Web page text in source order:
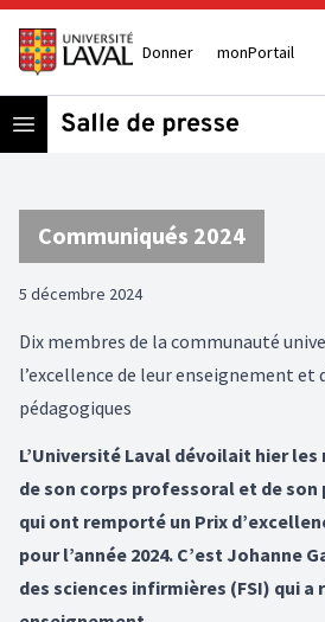
Donner monPortail
Open menu
Communiqués 2024
5 décembre 2024
Dix membres de la communauté
l’excellence de leur enseignement et
pédagogiques
L’Université Laval dévoilait hier les
de son corps professoral et de
qui ont remporté un Prix
pour l’année 2024. C’est Johanne
des sciences infirmières (FSI) qui a